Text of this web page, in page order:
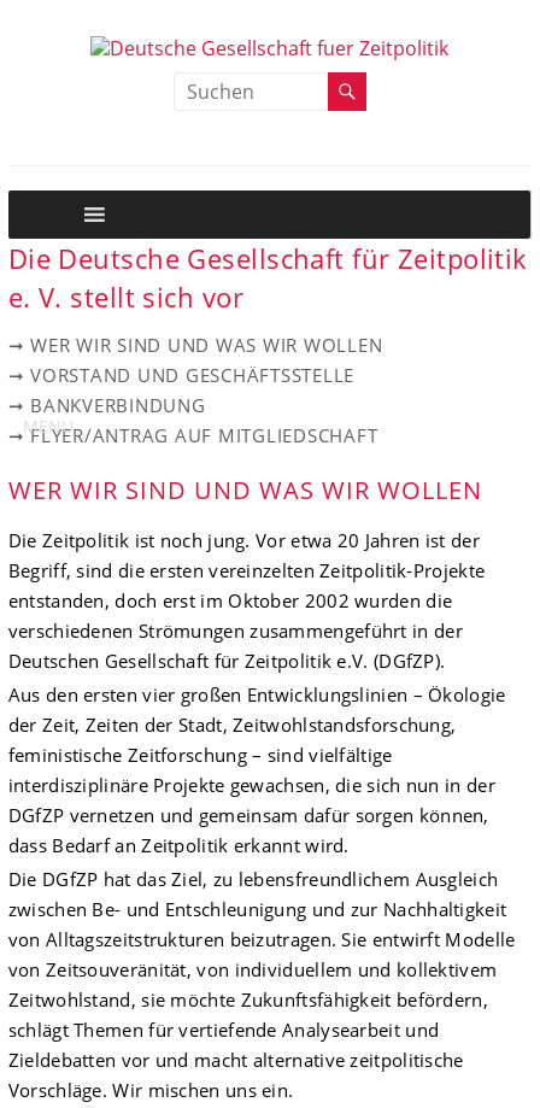
Deutsche
fuer
Zeitpolitik
MENU
Die Deutsche Gesellschaft für Zeitpolitik
e. V. stellt sich vor
➞ WER WIR SIND UND WAS WIR WOLLEN
➞ VORSTAND UND GESCHÄFTSSTELLE
➞ BANKVERBINDUNG
➞ FLYER/ANTRAG AUF MITGLIEDSCHAFT
WER WIR SIND UND WAS WIR WOLLEN
Die Zeitpolitik ist noch jung. Vor etwa 20 Jahren ist der
Begriff, sind die ersten vereinzelten Zeitpolitik-Projekte
entstanden, doch erst im Oktober 2002 wurden die
verschiedenen Strömungen zusammengeführt in der
Deutschen Gesellschaft für Zeitpolitik e.V. (DGfZP).
Aus den ersten vier großen Entwicklungslinien – Ökologie
der Zeit, Zeiten der Stadt, Zeit­wohlstandsforschung,
feministische Zeitforschung – sind vielfältige
interdisziplinäre Projekte gewachsen, die sich nun in der
DGfZP vernetzen und gemeinsam dafür sorgen können,
dass Bedarf an Zeitpolitik erkannt wird.
Die DGfZP hat das Ziel, zu lebensfreundlichem Ausgleich
zwischen Be- und Entschleunigung und zur Nachhaltigkeit
von Alltagszeitstrukturen beizutragen. Sie entwirft Modelle
von Zeitsouveränität, von individuellem und kollektivem
Zeitwohlstand, sie möchte Zukunftsfähigkeit befördern,
schlägt Themen für vertiefende Analysearbeit und
Zieldebatten vor und macht alternative zeitpolitische
Vorschläge. Wir mischen uns ein.